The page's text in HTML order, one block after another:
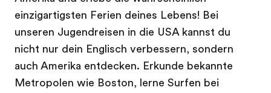
einzigartigsten Ferien deines Lebens! Bei
unseren Jugendreisen in die USA kannst du
nicht nur dein Englisch verbessern, sondern
auch Amerika entdecken. Erkunde bekannte
Metropolen wie Boston, lerne Surfen bei